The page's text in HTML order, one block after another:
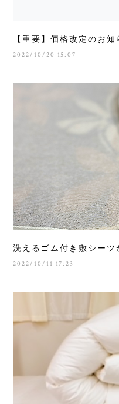
【重要】価格改定のお知
2022/10/20 15:07
洗えるゴム付き敷シー
2022/10/11 17:23